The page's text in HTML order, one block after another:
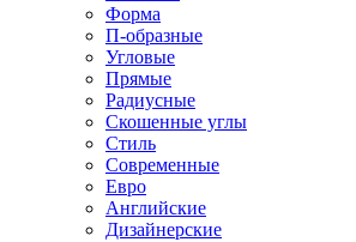
Форма
П-образные
Угловые
Прямые
Радиусные
Скошенные углы
Стиль
Современные
Евро
Английские
Дизайнерские